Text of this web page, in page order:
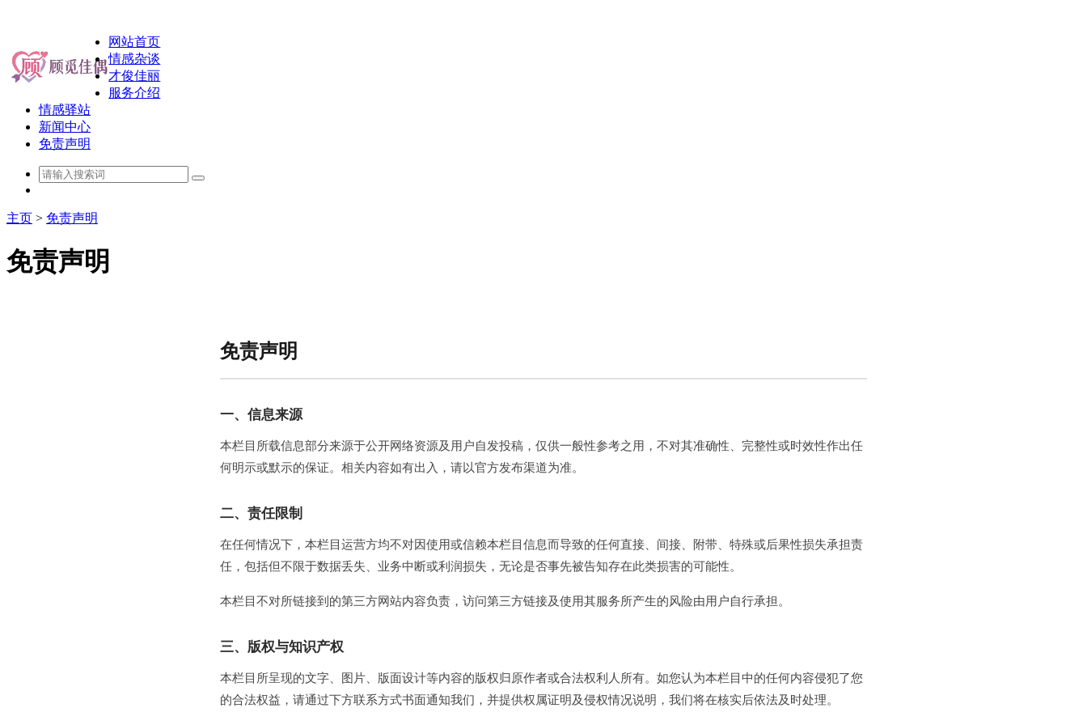
网站首页
情感杂谈
才俊佳丽
服务介绍
情感驿站
新闻中心
免责声明
主页 > 免责声明
免责声明
免责声明
一、信息来源
本栏目所载信息部分来源于公开网络资源及用户自发投稿，仅供一般性参考之用，不对其准确性、完整性或时效性作出任
何明示或默示的保证。相关内容如有出入，请以官方发布渠道为准。
二、责任限制
在任何情况下，本栏目运营方均不对因使用或信赖本栏目信息而导致的任何直接、间接、附带、特殊或后果性损失承担责
任，包括但不限于数据丢失、业务中断或利润损失，无论是否事先被告知存在此类损害的可能性。
本栏目不对所链接到的第三方网站内容负责，访问第三方链接及使用其服务所产生的风险由用户自行承担。
三、版权与知识产权
本栏目所呈现的文字、图片、版面设计等内容的版权归原作者或合法权利人所有。如您认为本栏目中的任何内容侵犯了您
的合法权益，请通过下方联系方式书面通知我们，并提供权属证明及侵权情况说明，我们将在核实后依法及时处理。